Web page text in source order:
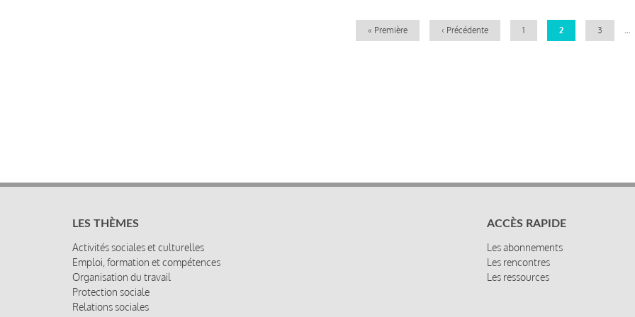
Première
« Première
Page
‹ Précédente Page
1
Page
2 Page
3
LES THÈMES
Activités sociales et culturelles
Emploi, formation et compétences
Organisation du travail
Protection sociale
Relations sociales
ACCÈS RAPIDE
Les abonnements
Les rencontres
Les ressources